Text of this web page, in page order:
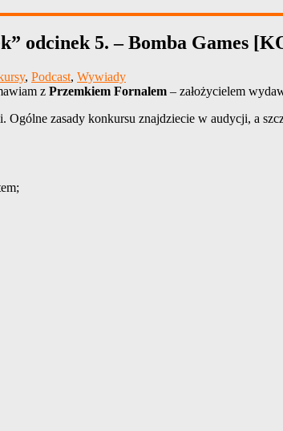
odcinek 5. – Bomba Games
, Podcast, Wywiady
z Przemkiem Fornalem – założycielem
zasady konkursu znajdziecie w audycji, a